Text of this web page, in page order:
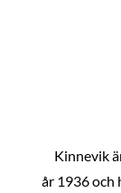
Kinnevik
år 1936 och